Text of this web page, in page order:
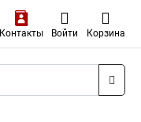
Контакты Войти Корзина